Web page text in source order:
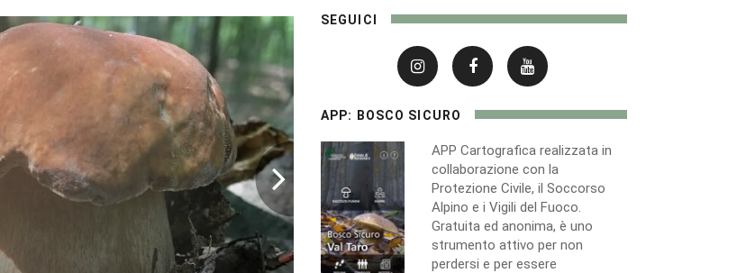
FOTOGRA
FUNGO
Pubblica le tue foto
e vota le più belle. Ci sarà
una sorpresa per la più votata
SEGUICI
APP: BOSCO SICURO
APP Cartografica realizzata in
collaborazione con la
Protezione Civile, il Soccorso
Alpino e i Vigili del Fuoco.
Gratuita ed anonima, è uno
strumento attivo per non
perdersi e per essere